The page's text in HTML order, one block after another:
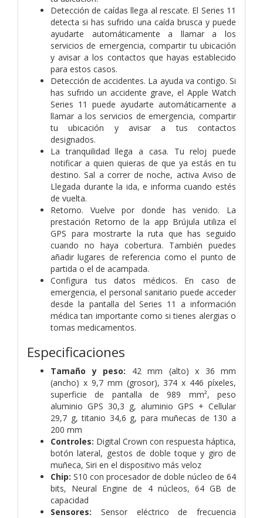
Detección de caídas llega al rescate. El Series 11
detecta si has sufrido una caída brusca y puede
ayudarte automáticamente a llamar a los
servicios de emergencia, compartir tu ubicación
y avisar a los contactos que hayas establecido
para estos casos.
Detección de accidentes. La ayuda va contigo. Si
has sufrido un accidente grave, el Apple Watch
Series 11 puede ayudarte automáticamente a
llamar a los servicios de emergencia, compartir
tu ubicación y avisar a tus contactos
designados.
La tranquilidad llega a casa. Tu reloj puede
notificar a quien quieras de que ya estás en tu
destino. Sal a correr de noche, activa Aviso de
Llegada durante la ida, e informa cuando estés
de vuelta.
Retorno. Vuelve por donde has venido. La
prestación Retorno de la app Brújula utiliza el
GPS para mostrarte la ruta que has seguido
cuando no haya cobertura. También puedes
añadir lugares de referencia como el punto de
partida o el de acampada.
Configura tus datos médicos. En caso de
emergencia, el personal sanitario puede acceder
desde la pantalla del Series 11 a información
médica tan importante como si tienes alergias o
tomas medicamentos.
Especificaciones
Tamaño y peso: 42 mm (alto) x 36 mm
(ancho) x 9,7 mm (grosor), 374 x 446 píxeles,
superficie de pantalla de 989 mm², peso
aluminio GPS 30,3 g, aluminio GPS + Cellular
29,7 g, titanio 34,6 g, para muñecas de 130 a
200 mm
Controles: Digital Crown con respuesta háptica,
botón lateral, gestos de doble toque y giro de
muñeca, Siri en el dispositivo más veloz
Chip: S10 con procesador de doble núcleo de 64
bits, Neural Engine de 4 núcleos, 64 GB de
capacidad
Sensores: Sensor eléctrico de frecuencia